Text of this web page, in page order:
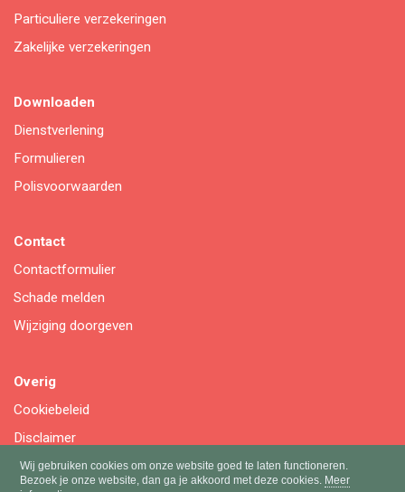
Wij gebruiken cookies om onze website goed te laten functioneren.
Bezoek je onze website, dan ga je akkoord met deze cookies. Meer
Particuliere verzekeringen
Zakelijke verzekeringen
Downloaden
Dienstverlening
Formulieren
Polisvoorwaarden
Contact
Contactformulier
Schade melden
Wijziging doorgeven
Overig
Cookiebeleid
Disclaimer
Privacy